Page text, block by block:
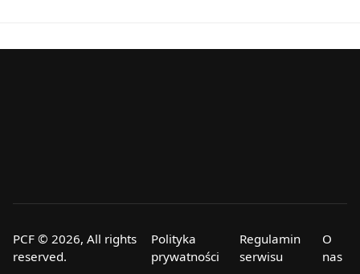
PCF © 2026, All rights
reserved.
Polityka
prywatności
Regulamin
serwisu
O
nas